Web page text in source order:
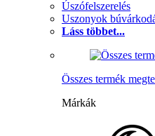
Úszófelszerelés
Uszonyok
Láss többet...
Összes termék
Márkák